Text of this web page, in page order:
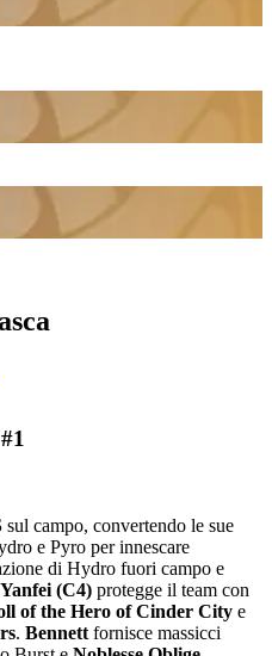
sul campo, convertendo le sue
e Pyro per innescare
di Hydro fuori campo e
Yanfei (C4) protegge il team con
of the Hero of Cinder City e
. Bennett fornisce massicci